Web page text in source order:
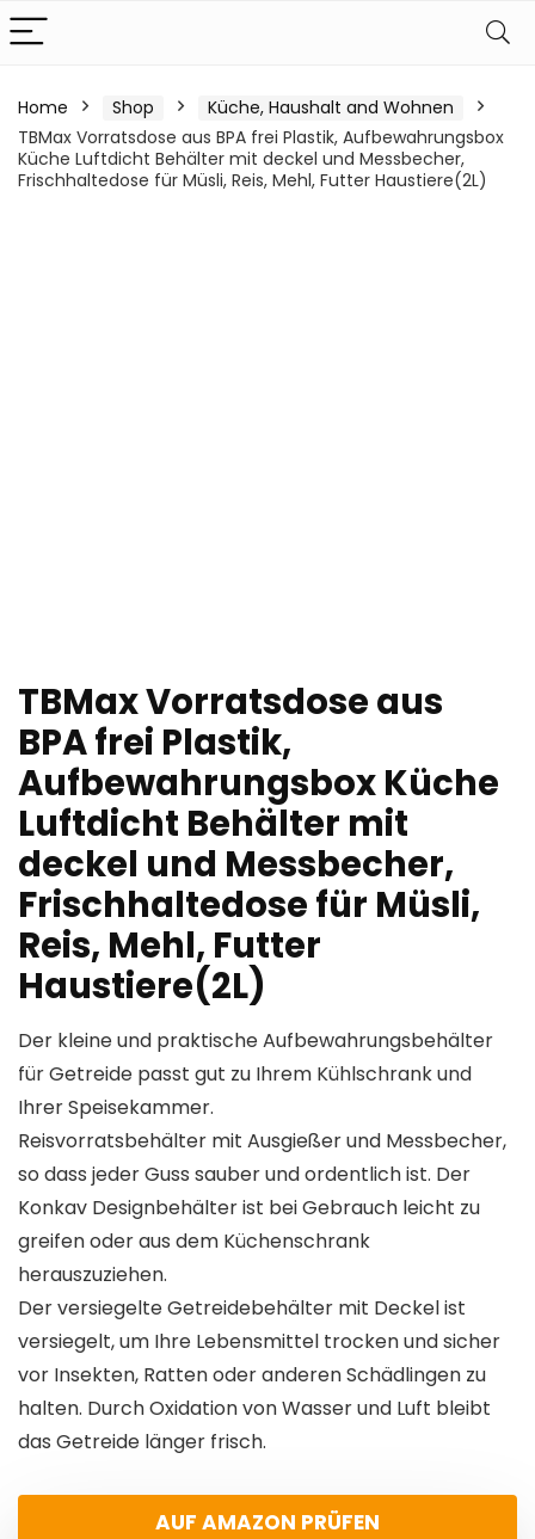
Home Shop
Küche, Haushalt and Wohnen
TBMax Vorratsdose aus BPA frei Plastik, Aufbewahrungsbox
Küche Luftdicht Behälter mit deckel und Messbecher,
Frischhaltedose für Müsli, Reis, Mehl, Futter Haustiere(2L)
TBMax Vorratsdose aus
BPA frei Plastik,
Aufbewahrungsbox Küche
Luftdicht Behälter mit
deckel und Messbecher,
Frischhaltedose für Müsli,
Reis, Mehl, Futter
Haustiere(2L)
Der kleine und praktische Aufbewahrungsbehälter
für Getreide passt gut zu Ihrem Kühlschrank und
Ihrer Speisekammer.
Reisvorratsbehälter mit Ausgießer und Messbecher,
so dass jeder Guss sauber und ordentlich ist. Der
Konkav Designbehälter ist bei Gebrauch leicht zu
greifen oder aus dem Küchenschrank
herauszuziehen.
Der versiegelte Getreidebehälter mit Deckel ist
versiegelt, um Ihre Lebensmittel trocken und sicher
vor Insekten, Ratten oder anderen Schädlingen zu
halten. Durch Oxidation von Wasser und Luft bleibt
das Getreide länger frisch.
AUF AMAZON PRÜFEN